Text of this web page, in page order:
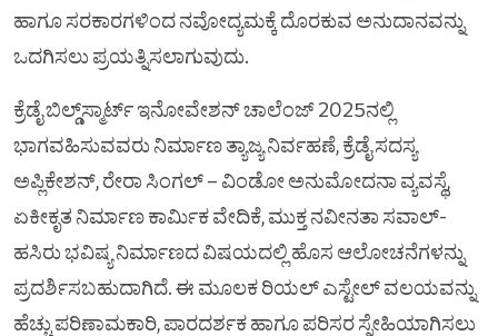
ಹಾಗೂ ಸರಕಾರಗಳಿಂದ ನವೋದ್ಯಮಕ್ಕೆ ದೊರಕುವ ಅನುದಾನವನ್ನು
ಒದಗಿಸಲು ಪ್ರಯತ್ನಿಸಲಾಗುವುದು.
ಕ್ರೆಡೈ ಬಿಲ್ಡ್‌ಸ್ಮಾರ್ಟ್ ಇನೋವೇಶನ್ ಚಾಲೆಂಜ್ 2025ನಲ್ಲಿ
ಭಾಗವಹಿಸುವವರು ನಿರ್ಮಾಣ ತ್ಯಾಜ್ಯ ನಿರ್ವಹಣೆ, ಕ್ರೆಡೈ ಸದಸ್ಯ
ಅಪ್ಲಿಕೇಶನ್, ರೇರಾ ಸಿಂಗಲ್ – ವಿಂಡೋ ಅನುಮೋದನಾ ವ್ಯವಸ್ಥೆ,
ಏಕೀಕೃತ ನಿರ್ಮಾಣ ಕಾರ್ಮಿಕ ವೇದಿಕೆ, ಮುಕ್ತ ನವೀನತಾ ಸವಾಲ್-
ಹಸಿರು ಭವಿಷ್ಯ ನಿರ್ಮಾಣದ ವಿಷಯದಲ್ಲಿ ಹೊಸ ಆಲೋಚನೆಗಳನ್ನು
ಪ್ರದರ್ಶಿಸಬಹುದಾಗಿದೆ. ಈ ಮೂಲಕ ರಿಯಲ್ ಎಸ್ಟೇಲ್ ವಲಯವನ್ನು
ಹೆಚ್ಚು ಪರಿಣಾಮಕಾರಿ, ಪಾರದರ್ಶಕ ಹಾಗೂ ಪರಿಸರ ಸ್ನೇಹಿಯಾಗಿಸಲು